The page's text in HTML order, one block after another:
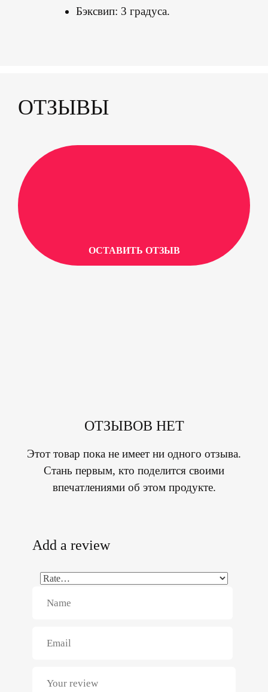
Бэксвип: 3 градуса.
ОТЗЫВЫ
ОСТАВИТЬ ОТЗЫВ
ОТЗЫВОВ НЕТ
Этот товар пока не имеет ни одного отзыва.
Стань первым, кто поделится своими
впечатлениями об этом продукте.
Add a review